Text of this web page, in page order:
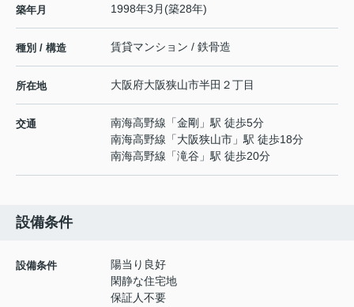
築年月 1998年3月(築28年)
種別 / 構造 賃貸マンション / 鉄骨造
所在地 大阪府大阪狭山市半田 ２丁目
交通 南海高野線 「金剛 」駅 徒歩5分
南海高野線 「大阪狭山市 」駅 徒歩18分
南海高野線 「滝谷 」駅 徒歩20分
設備条件
設備条件
陽当り良好
閑静な住宅地
保証人不要